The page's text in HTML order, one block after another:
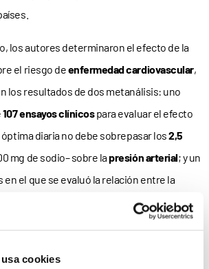
cookies
los autores determinaron el efecto de la
el riesgo deenfermedad cardiovascular,
los resultados de dos metanálisis: uno
107 ensayos clínicospara evaluar el efecto
óptima diaria no debe sobrepasar los2,5
mg de sodio– sobre lapresión arterial; y un
el que se evaluó la relación entre la
de enfermedad cardiovascular.
que cerca deun millón de decesos
fallecidos no habían cumplido los 70